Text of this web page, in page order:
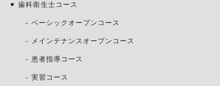
歯科衛生士コース
ベーシックオープンコース
メインテナンスオープンコース
患者指導コース
実習コース